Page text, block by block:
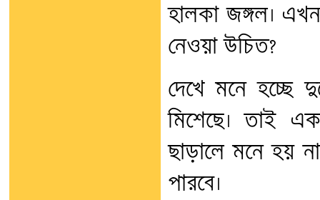
হালকা জঙ্গল।
নেওয়া উচিত?
দেখে মনে হচ্ছে
মিশেছে। তাই
ছাড়ালে মনে হয়
পারবে।